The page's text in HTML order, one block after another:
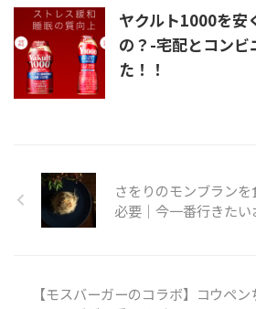
ヤクルト1000を安
の？-宅配とコンビ
た！！
さをりのモンブラン
必要｜今一番行きたい
【モスバーガーのコラボ】コウペン